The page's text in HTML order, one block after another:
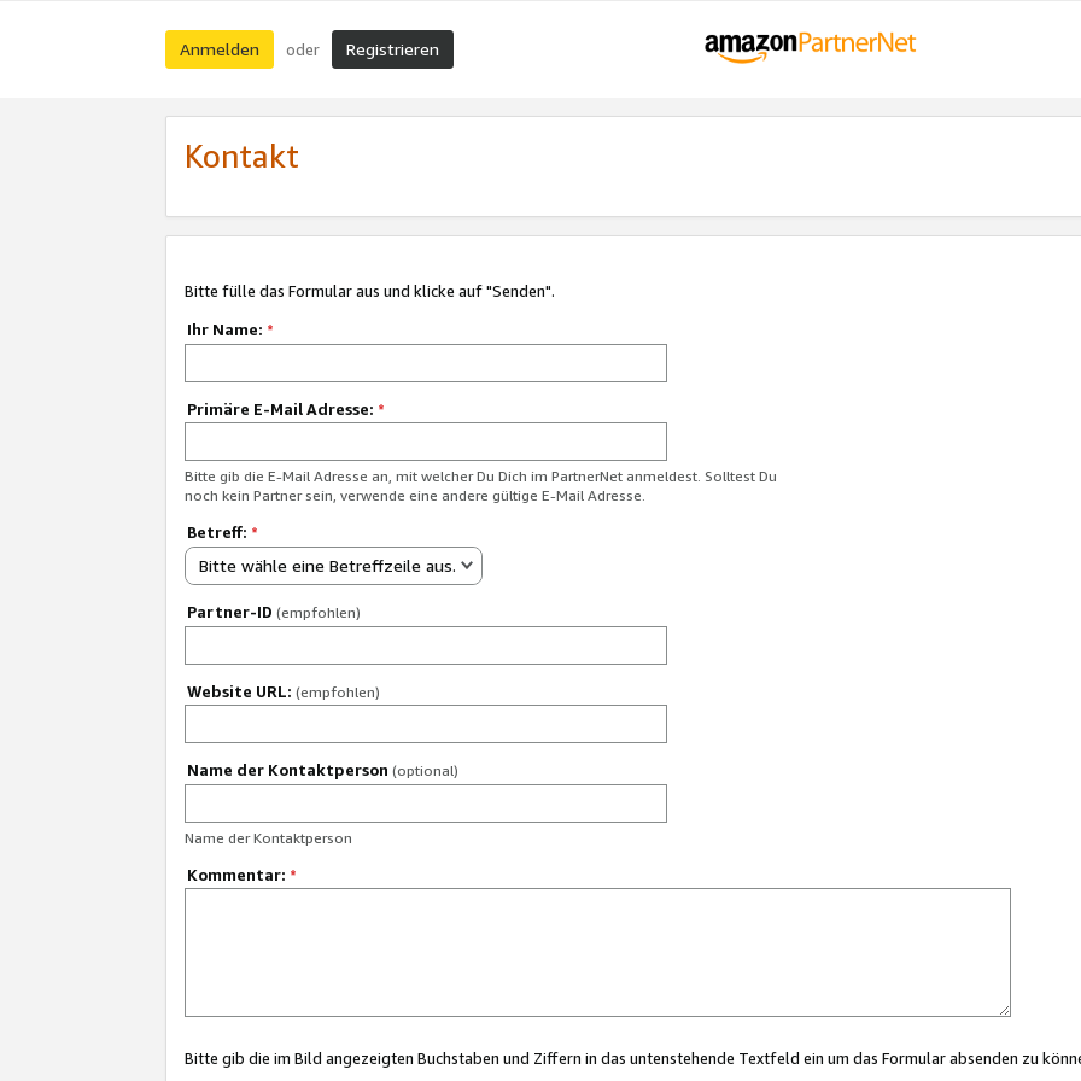
Anmelden oder Registrieren
Kontakt
Bitte fülle das Formular aus und klicke auf "Senden".
Ihr Name: *
Primäre E-Mail Adresse: *
Bitte gib die E-Mail Adresse an, mit welcher Du Dich im PartnerNet anmeldest. Solltest Du
noch kein Partner sein, verwende eine andere gültige E-Mail Adresse.
Betreff: *
Bitte wähle eine Betreffzeile aus.
Partner-ID (empfohlen)
Website URL: (empfohlen)
Name der Kontaktperson (optional)
Name der Kontaktperson
Kommentar: *
Bitte gib die im Bild angezeigten Buchstaben und Ziffern in das untenstehende Textfeld ein um das Formular absenden zu